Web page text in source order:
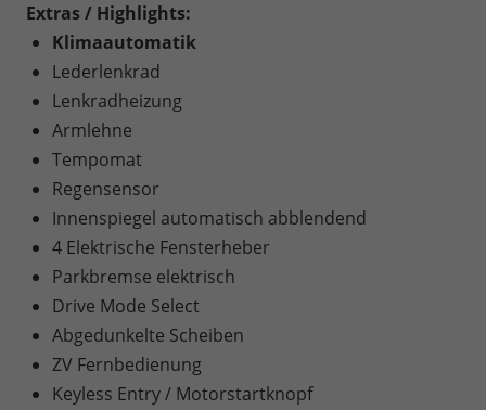
Extras / Highlights:
Klimaautomatik
Lederlenkrad
Lenkradheizung
Armlehne
Tempomat
Regensensor
Innenspiegel automatisch abblendend
4 Elektrische Fensterheber
Parkbremse elektrisch
Drive Mode Select
Abgedunkelte Scheiben
ZV Fernbedienung
Keyless Entry / Motorstartknopf